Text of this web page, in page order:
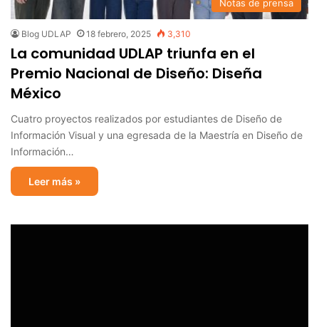
Notas de prensa
Blog UDLAP 18 febrero, 2025 3,310
La comunidad UDLAP triunfa en el
Premio Nacional de Diseño: Diseña
México
Cuatro proyectos realizados por estudiantes de Diseño de
Información Visual y una egresada de la Maestría en Diseño de
Información…
Leer más »